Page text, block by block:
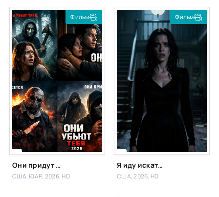
Фильм
Они придут за тобой фильм
США, ЮАР, 2026, HD
Фильм
Я иду искать 2: Вот и я
США, 2026, HD